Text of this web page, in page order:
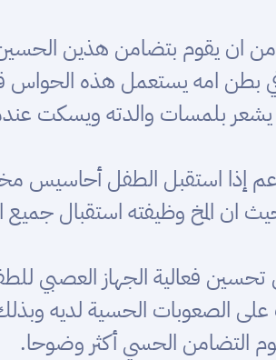
من ان يقوم بتضامن هذين
بطن امه يستعمل هذه
يشعر بلمسات والدته ويسكت
إذا استقبل الطفل أحاسيس
ان المخ وظيفته استقبال
فعالية الجهاز العصبي
الصعوبات الحسية لديه
التضامن الحسي أكثر وضوحا.